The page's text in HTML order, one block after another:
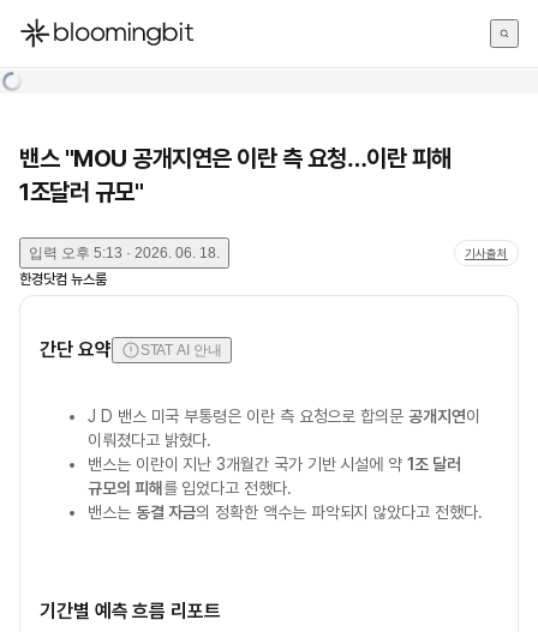
한국어
밴스 "MOU 공개지연은 이란 측 요청…이란 피해
1조달러 규모"
입력 오후 5:13 · 2026. 06. 18. 기사출처
한경닷컴 뉴스룸
간단 요약 STAT AI 안내
J D 밴스 미국 부통령은 이란 측 요청으로 합의문 공개지연이
이뤄졌다고 밝혔다.
밴스는 이란이 지난 3개월간 국가 기반 시설에 약1조 달러
규모의 피해 를 입었다고 전했다.
밴스는 동결 자금의 정확한 액수는 파악되지 않았다고 전했다.
기간별 예측 흐름 리포트